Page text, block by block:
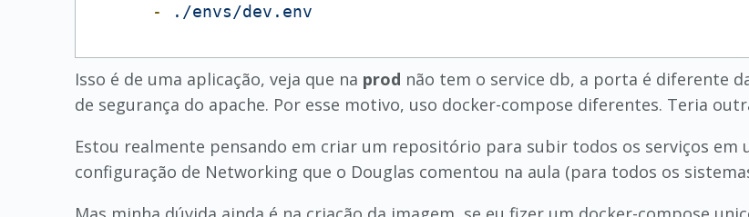
-
./envs/dev.env
Isso é de uma aplicação, veja que na prod não tem o service db, a porta é diferente
de segurança do apache. Por esse motivo, uso docker-compose diferentes. Teria
Estou realmente pensando em criar um repositório para subir todos os serviços em
configuração de Networking que o Douglas comentou na aula (para todos os